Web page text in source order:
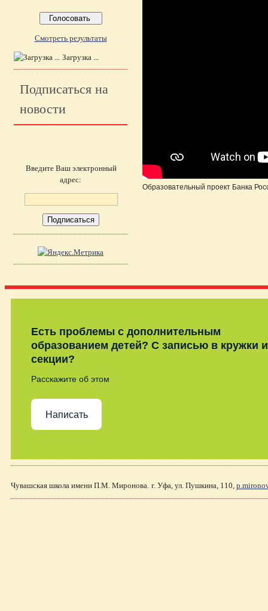
Образовательный проект Банка
Смотреть результаты
Загрузка ...
Подписаться на
новости
Введите Ваш электронный
адрес:
Есть проблемы с дополнительным
образованием детей? С записью в кружки и
секции?
Расскажите об этом
Написать
Чувашская школа имени П.М. Миронова. г. Уфа, ул. Пушкина, 110,